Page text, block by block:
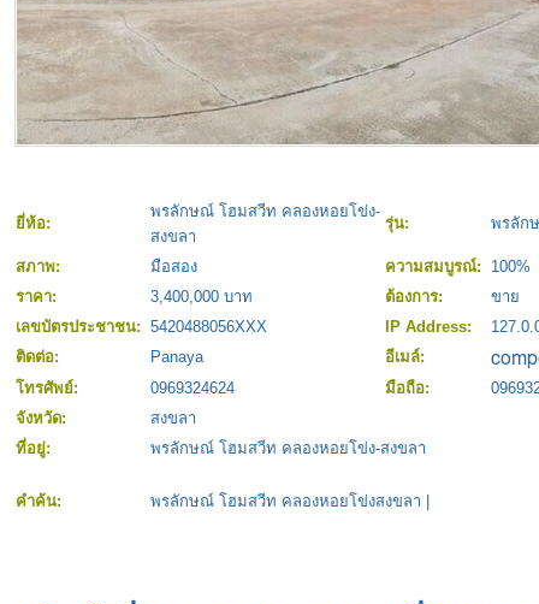
ยี่ห้อ:
พรลักษณ์ โฮมสวีท คลองหอยโข่ง-
สงขลา
รุ่น: พรลัก
สภาพ: มือสอง ความสมบูรณ์:
100%
ราคา:
3,400,000 บาท ต้องการ:
ขาย
เลขบัตรประชาชน: 5420488056XXX IP Address:
ติดต่อ:
Panaya
อีเมล์:
โทรศัพย์:
0969324624 มือถือ:
จังหวัด:
สงขลา
ที่อยู่:
พรลักษณ์ โฮมสวีท คลองหอยโข่ง-สงขลา
คำค้น: พรลักษณ์ โฮมสวีท คลองหอยโข่งสงขลา